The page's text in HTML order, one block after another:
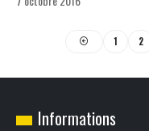
1 2
Informations